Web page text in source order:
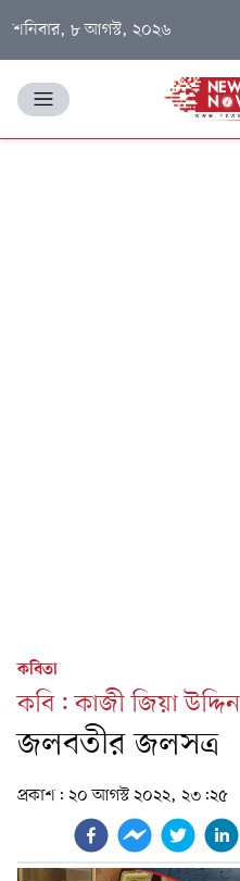
শনিবার, ৮ আগস্ট, ২০২৬
কবিতা
কবি: কাজী জিয়া উদ্দিন
জলবতীর জলসত্র
প্রকাশ: ২০ আগস্ট ২০২২, ২৩:২৫